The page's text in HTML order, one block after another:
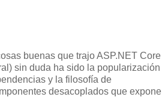
buenas que trajo ASP.NET Core
sin duda ha sido la popularización
y la filosofía de
desacoplados que expone